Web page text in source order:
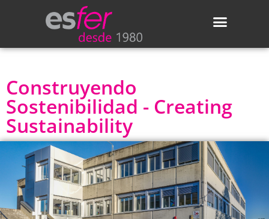
Construyendo
Sostenibilidad - Creating
Sustainability